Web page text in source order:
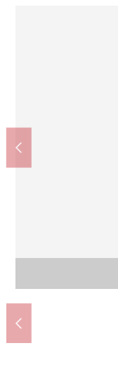
多贺
多贺
JR仙高
七十
miyagi消
松本